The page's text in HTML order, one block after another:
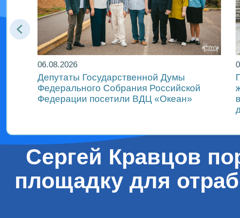
06.08.2026
Депутаты Государственной Думы
Федерального Собрания Российской
Федерации посетили ВДЦ «Океан»
Сергей Кравцов
площадку для